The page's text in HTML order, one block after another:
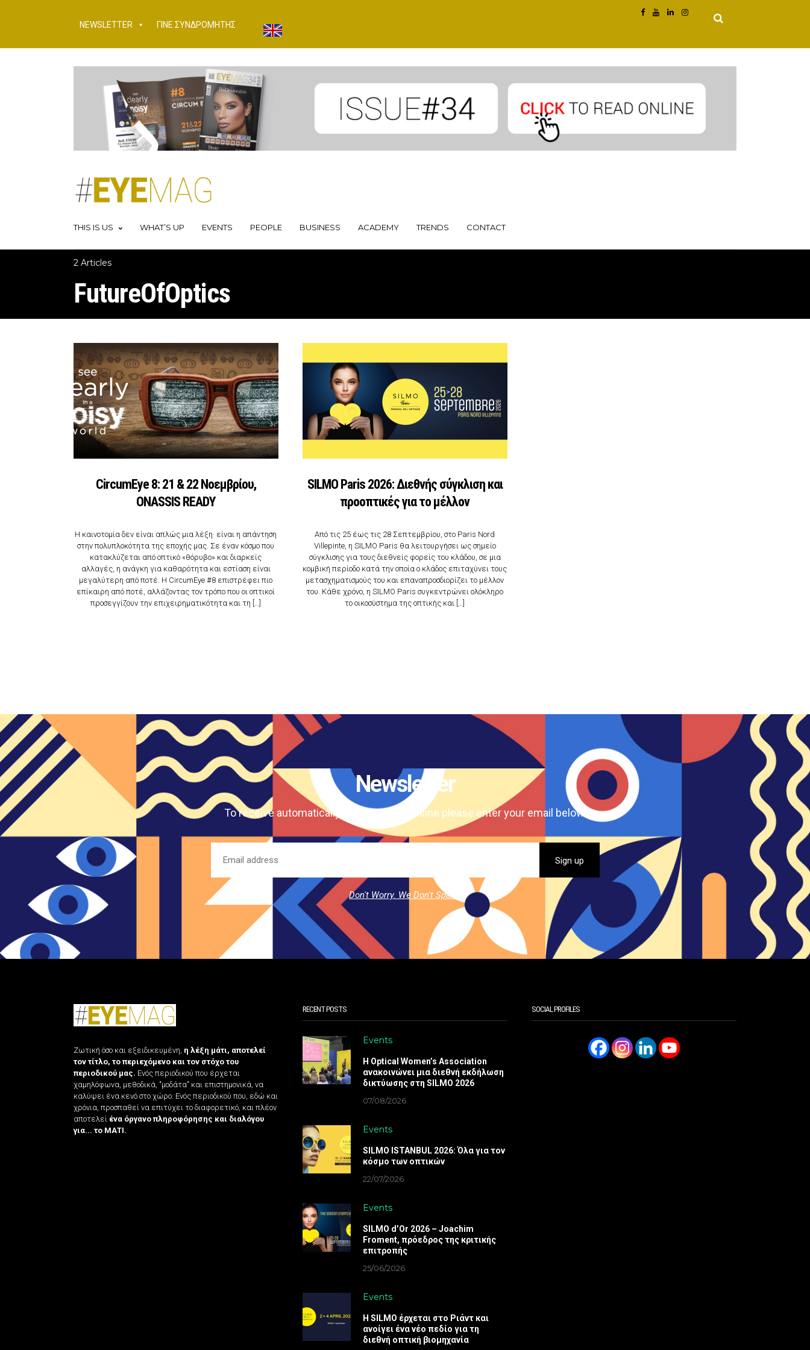
NEWSLETTER ΓΙΝΕ ΣΥΝΔΡΟΜΗΤΗΣ
THIS IS US WHAT’S UP EVENTS PEOPLE BUSINESS ACADEMY TRENDS CONTACT
2 Articles
FutureOfOptics
CircumEye 8: 21 & 22 Νοεμβρίου,
ONASSIS READY
Η καινοτομία δεν είναι απλώς μια λέξη· είναι η απάντηση
στην πολυπλοκότητα της εποχής μας. Σε έναν κόσμο που
κατακλύζεται από οπτικό «θόρυβο» και διαρκείς
αλλαγές, η ανάγκη για καθαρότητα και εστίαση είναι
μεγαλύτερη από ποτέ. Η CircumEye #8 επιστρέφει πιο
επίκαιρη από ποτέ, αλλάζοντας τον τρόπο που οι οπτικοί
προσεγγίζουν την επιχειρηματικότητα και τη […]
SILMO Paris 2026: Διεθνής σύγκλιση και
προοπτικές για το μέλλον
Από τις 25 έως τις 28 Σεπτεμβρίου, στο Paris Nord
Villepinte, η SILMO Paris θα λειτουργήσει ως σημείο
σύγκλισης για τους διεθνείς φορείς του κλάδου, σε μια
κομβική περίοδο κατά την οποία ο κλάδος επιταχύνει τους
μετασχηματισμούς του και επαναπροσδιορίζει το μέλλον
του. Κάθε χρόνο, η SILMO Paris συγκεντρώνει ολόκληρο
το οικοσύστημα της οπτικής και […]
Newsletter
To receive automatically our magazine online please enter your email below.
Don't Worry. We Don't Spam.
Ζωτική όσο και εξειδικευμένη, η λέξη μάτι, αποτελεί
τον τίτλο, το περιεχόμενο και τον στόχο του
περιοδικού μας. Ενός περιοδικού που έρχεται
χαμηλόφωνα, μεθοδικά, "μοδάτα" και επιστημονικά, να
καλύψει ένα κενό στο χώρο. Ενός περιοδικού που, εδώ και
χρόνια, προσπαθεί να επιτύχει το διαφορετικό, και πλέον
αποτελεί ένα όργανο πληροφόρησης και διαλόγου
για... το ΜΑΤΙ.
RECENT POSTS
Events
Η Optical Women’s Association
ανακοινώνει μια διεθνή εκδήλωση
δικτύωσης στη SILMO 2026
07/08/2026
Events
SILMO ISTANBUL 2026: Όλα για τον
κόσμο των οπτικών
22/07/2026
Events
SILMO d’Or 2026 – Joachim
Froment, πρόεδρος της κριτικής
επιτροπής
25/06/2026
Events
Η SILMO έρχεται στο Ριάντ και
ανοίγει ένα νέο πεδίο για τη
διεθνή οπτική βιομηχανία
SOCIAL PROFILES